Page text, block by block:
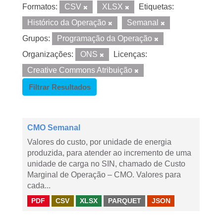
Formatos: CSV XLSX
Etiquetas:
Histórico da Operação
Semanal
Grupos:
Programação da Operação
Organizações:
ONS
Licenças:
Creative Commons Atribuição
Filtrar Resultados
CMO Semanal
Valores do custo, por unidade de energia
produzida, para atender ao incremento de uma
unidade de carga no SIN, chamado de Custo
Marginal de Operação – CMO. Valores para
cada...
PDF CSV XLSX PARQUET JSON